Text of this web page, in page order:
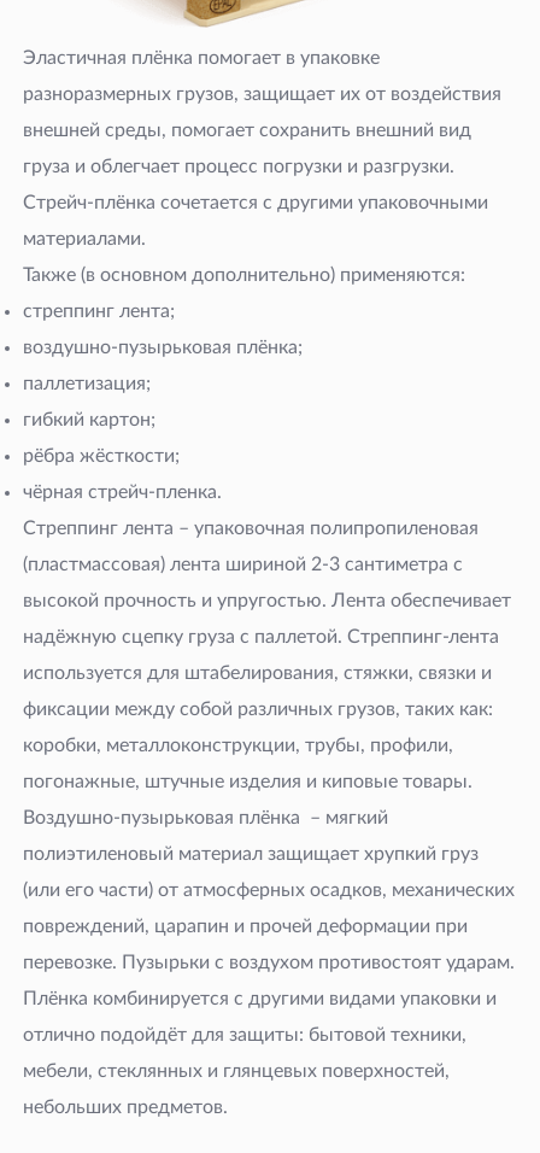
Эластичная плёнка помогает в упаковке
разноразмерных грузов, защищает их от воздействия
внешней среды, помогает сохранить внешний вид
груза и облегчает процесс погрузки и разгрузки.
Стрейч-плёнка сочетается с другими упаковочными
материалами.
Также (в основном дополнительно) применяются:
стреппинг лента;
воздушно-пузырьковая плёнка;
паллетизация;
гибкий картон;
рёбра жёсткости;
чёрная стрейч-пленка.
Стреппинг лента – упаковочная полипропиленовая
(пластмассовая) лента шириной 2-3 сантиметра с
высокой прочность и упругостью. Лента обеспечивает
надёжную сцепку груза с паллетой. Стреппинг-лента
используется для штабелирования, стяжки, связки и
фиксации между собой различных грузов, таких как:
коробки, металлоконструкции, трубы, профили,
погонажные, штучные изделия и киповые товары.
Воздушно-пузырьковая плёнка – мягкий
полиэтиленовый материал защищает хрупкий груз
(или его части) от атмосферных осадков, механических
повреждений, царапин и прочей деформации при
перевозке. Пузырьки с воздухом противостоят ударам.
Плёнка комбинируется с другими видами упаковки и
отлично подойдёт для защиты: бытовой техники,
мебели, стеклянных и глянцевых поверхностей,
небольших предметов.